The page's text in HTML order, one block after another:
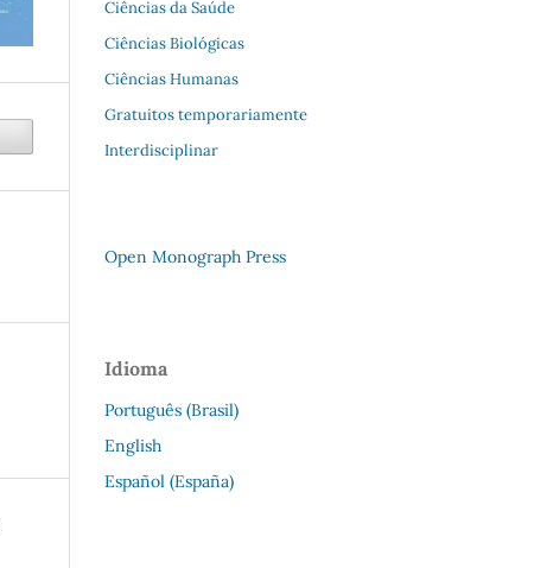
Ciências da Saúde
Ciências Biológicas
Ciências Humanas
Gratuitos temporariamente
Interdisciplinar
Open Monograph Press
Idioma
Português (Brasil)
English
Español (España)